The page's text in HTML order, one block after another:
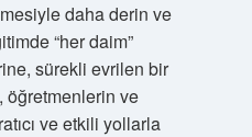
daha derin ve
“her daim”
sürekli evrilen bir
öğretmenlerin ve
ve etkili yollarla